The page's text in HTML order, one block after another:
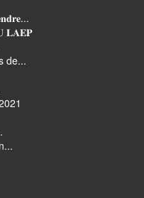
𝐋𝐀𝐄𝐏
de...